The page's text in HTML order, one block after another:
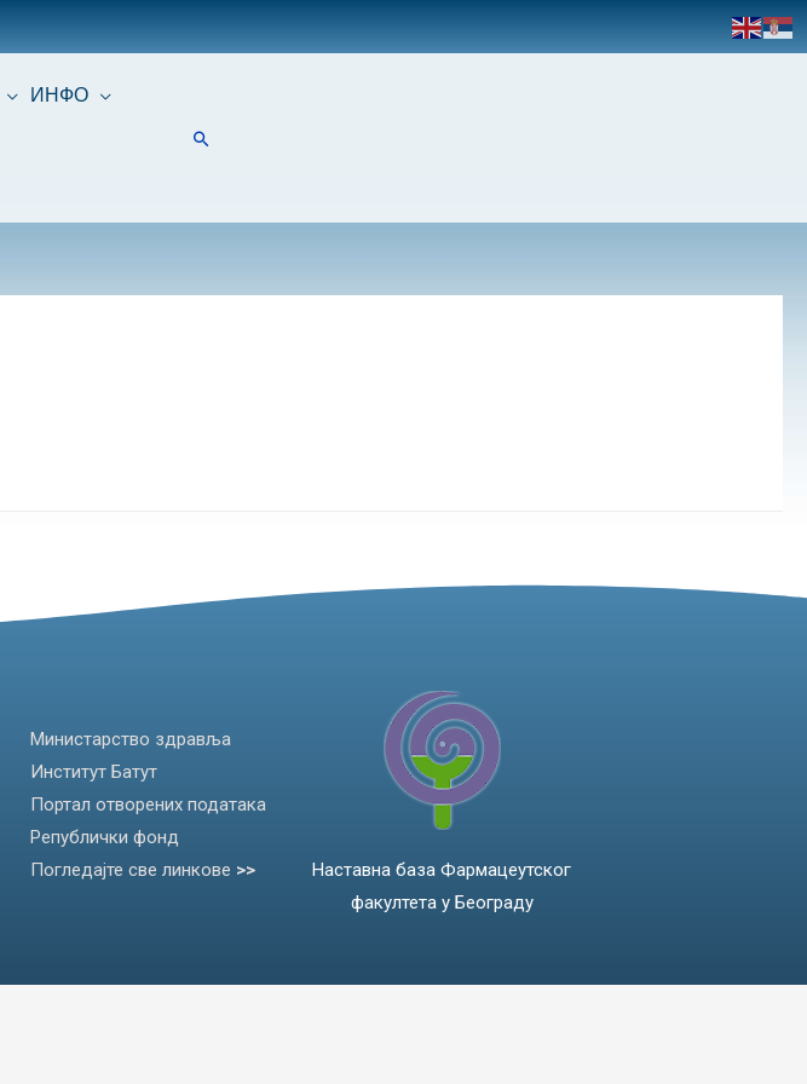
ИНФО
Министарство здравља
Институт Батут
Портал отворених података
Републички фонд
Погледајте све линкове >>
Наставна база Фармацеутског
факултета у Београду